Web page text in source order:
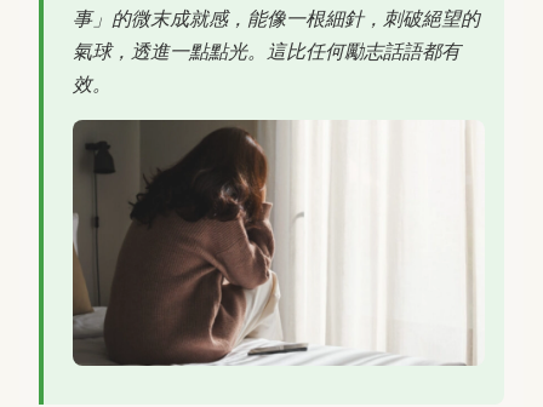
事」的微末成就感，能像一根細針，刺破絕望的
氣球，透進一點點光。這比任何勵志話語都有
效。